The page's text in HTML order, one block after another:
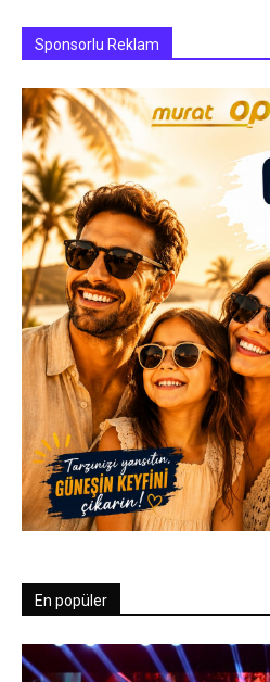
Sponsorlu Reklam
En popüler